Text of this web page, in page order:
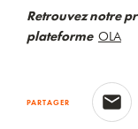
Retrouvez notre
plateforme OLA
PARTAGER